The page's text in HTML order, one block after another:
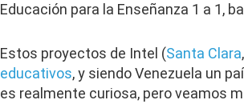
Educación para la Enseñanza 1 a 1,
Estos proyectos de Intel (Santa Clara,
educativos, y siendo Venezuela un
es realmente curiosa, pero veamos